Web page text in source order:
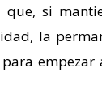
si
la
empezar